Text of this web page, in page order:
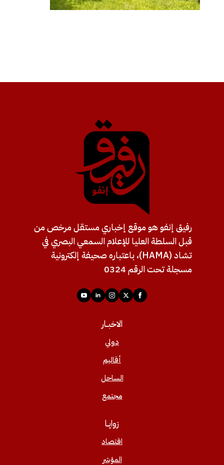
رفيق إنفو هو موقع إخباري مستقل مرخص من
قبل السلطة العليا للإعلام السمعي البصري في
تشاد (HAMA)، باعتباره صحيفة إلكترونية
مسجلة تحت الرقم 0324
الاخبــار
دولي
أقاليم
الساحل
مجتمع
زوايــا
اقتصاد
المؤشر